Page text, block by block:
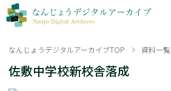
なんじょうデジタルアーカイブTOP 資料一覧
佐敷中学校新校舎落成